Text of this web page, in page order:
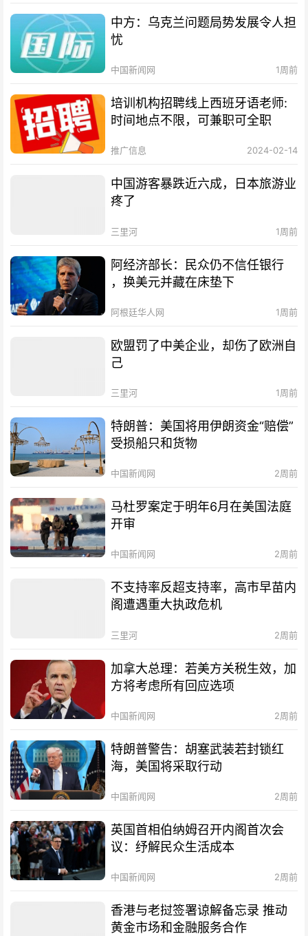
中方：乌克兰问题局势发展令人担
忧
中国新闻网 1周前
培训机构招聘线上西班牙语老师:
时间地点不限，可兼职可全职
推广信息 2024-02-14
中国游客暴跌近六成，日本旅游业
疼了
三里河 1周前
阿经济部长：民众仍不信任银行
，换美元并藏在床垫下
阿根廷华人网 1周前
欧盟罚了中美企业，却伤了欧洲自
己
三里河 1周前
特朗普：美国将用伊朗资金“赔偿”
受损船只和货物
中国新闻网 2周前
马杜罗案定于明年6月在美国法庭
开审
中国新闻网 2周前
不支持率反超支持率，高市早苗内
阁遭遇重大执政危机
三里河 2周前
加拿大总理：若美方关税生效，加
方将考虑所有回应选项
中国新闻网 2周前
特朗普警告：胡塞武装若封锁红
海，美国将采取行动
中国新闻网 2周前
英国首相伯纳姆召开内阁首次会
议：纾解民众生活成本
中国新闻网 2周前
香港与老挝签署谅解备忘录 推动
黄金市场和金融服务合作